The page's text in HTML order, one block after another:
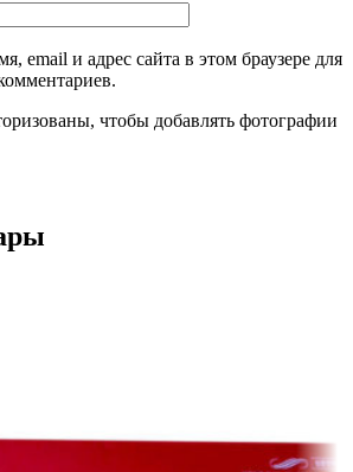
email и адрес сайта в этом браузере для
чтобы добавлять фотографии